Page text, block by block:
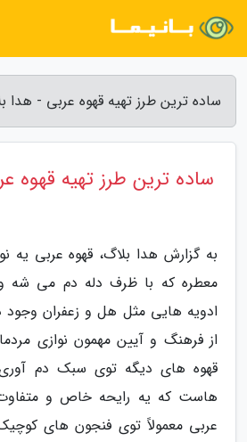
ساده ترین طرز تهیه قهوه عربی - هدا
ساده ترین طرز تهیه قهوه
به گزارش هدا بلاگ، قهوه عربی یه
معطره که با ظرف دله دم می شه
ادویه هایی مثل هل و زعفران وجود
از فرهنگ و آیین مهمون نوازی
قهوه های دیگه توی سبک دم آوری
هاست که یه رایحه خاص و
عربی معمولاً توی فنجون های